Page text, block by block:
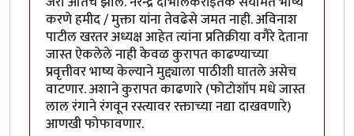
करणे हमीद / मुक्ता यांना तेवढेसे जमत नाही. अविनाश
पाटील खरतर अध्यक्ष आहेत त्यांना प्रतिक्रीया वगैरे देताना
जास्त ऐकलेले नाही केवळ कुरापत काढण्याच्या
प्रवृत्तीवर भाष्य केल्याने मुद्द्याला पाठीशी घातले असेच
वाटणार. अशाने कुरापत काढणारे (फोटोशॉप मधे जास्त
लाल रंगाने रंगवून रस्त्यावर रक्ताच्या नद्या दाखवणारे)
आणखी फोफावणार.